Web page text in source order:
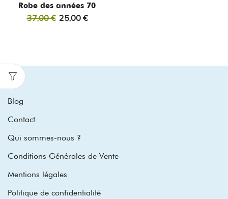
Robe des années 70
37,00€ 25,00 €
Blog
Contact
Qui sommes-nous ?
Conditions Générales de Vente
Mentions légales
Politique de confidentialité